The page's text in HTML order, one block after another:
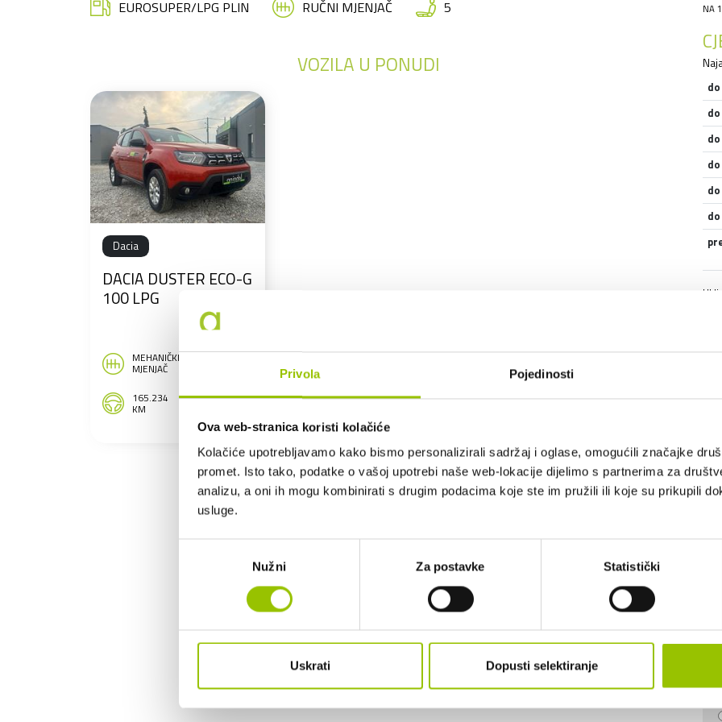
Privola Pojedinosti
Ova web-stranica koristi kolačiće
Kolačiće upotrebljavamo kako bismo personalizirali sadržaj i oglase, omogućili značajke
promet. Isto tako, podatke o vašoj upotrebi naše web-lokacije dijelimo s partnerima za
analizu, a oni ih mogu kombinirati s drugim podacima koje ste im pružili ili koje su prikupili
usluge.
Nužni Za postavke Statistički
Uskrati Dopusti selektiranje
EUROSUPER/LPG PLIN RUČNI MJENJAČ 5 NA
VOZILA U PONUDI
Dacia
DACIA DUSTER ECO-G
100 LPG
MEHANIČKI
MJENJAČ
165.234
KM 67 KW